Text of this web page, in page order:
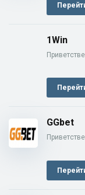
1Win
GGbet